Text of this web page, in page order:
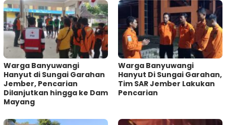
Warga Banyuwangi
Hanyut di Sungai Garahan
Jember, Pencarian
Dilanjutkan hingga ke Dam
Mayang
Warga Banyuwangi
Hanyut Di Sungai Garahan,
Tim SAR Jember Lakukan
Pencarian